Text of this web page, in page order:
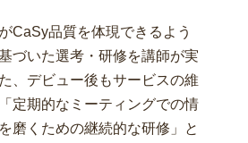
CaSy品質を体現できるよう
づいた選考・研修を講師が実
、デビュー後もサービスの維
定期的なミーティングでの情
磨くための継続的な研修」と